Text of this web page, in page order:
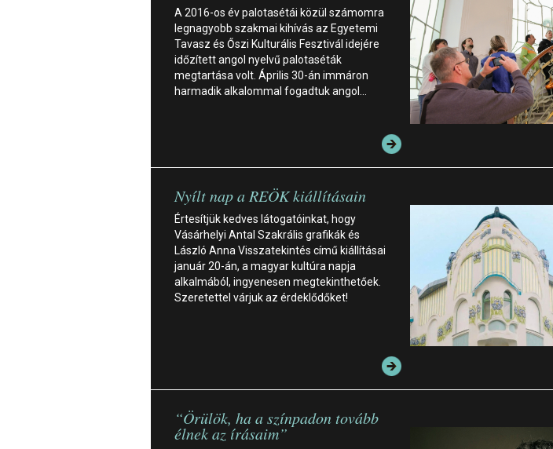
A 2016-os év palotasétái közül számomra
legnagyobb szakmai kihívás az Egyetemi
Tavasz és Őszi Kulturális Fesztivál idejére
időzített angol nyelvű palotaséták
megtartása volt. Április 30-án immáron
harmadik alkalommal fogadtuk angol…
Nyílt nap a REÖK kiállításain
Értesítjük kedves látogatóinkat, hogy
Vásárhelyi Antal Szakrális grafikák és
László Anna Visszatekintés című kiállításai
január 20-án, a magyar kultúra napja
alkalmából, ingyenesen megtekinthetőek.
Szeretettel várjuk az érdeklődőket!
“Örülök, ha a színpadon tovább
élnek az írásaim”